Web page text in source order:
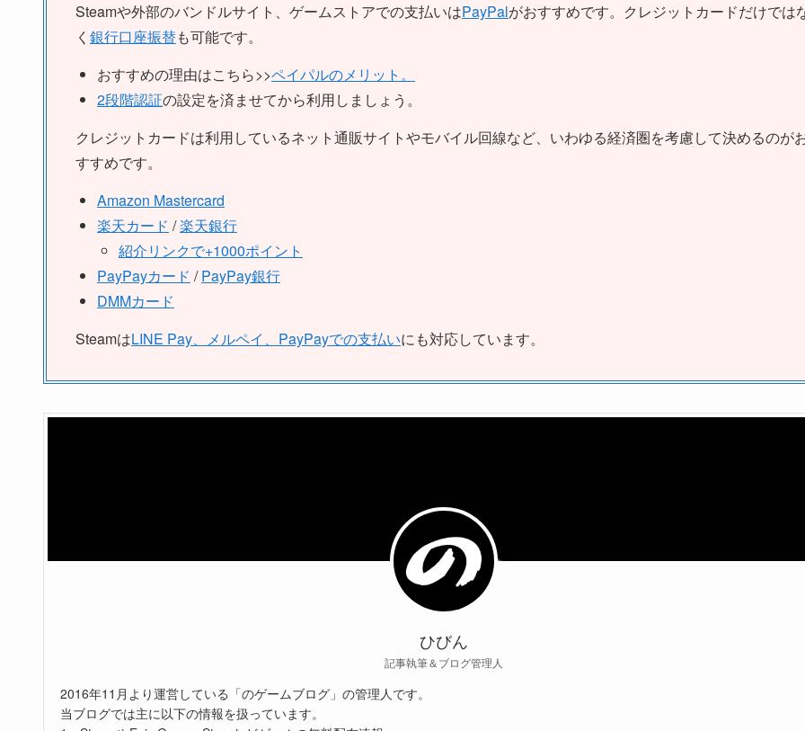
Steamや外部のバンドルサイト、ゲームストアでの支払いはPayPalがおすすめです。クレジットカードだけでは
く 銀行口座振替も可能です。
おすすめの理由はこちら>>ペイパルのメリット。
2段階認証の設定を済ませてから利用しましょう。
クレジットカードは利用しているネット通販サイトやモバイル回線など、いわゆる経済圏を考慮して決めるのが
すすめです。
Amazon Mastercard
楽天カード /楽天銀行
紹介リンクで+1000ポイント
PayPayカード /PayPay銀行
DMMカード
SteamはLINE Pay、メルペイ、PayPayでの支払いにも対応しています。
ひびん
記事執筆＆ブログ管理人
2016年11月より運営している「のゲームブログ」の管理人です。
当ブログでは主に以下の情報を扱っています。